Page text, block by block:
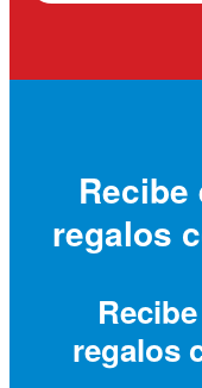
regalos
regalos